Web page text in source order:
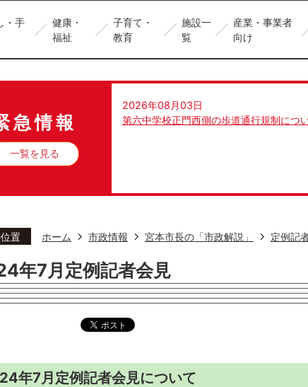
・手
健康・
福祉
子育て・
教育
施設一
覧
産業・事業者
向け
急情報
一覧を見る
2026年08月03日
第六中学校正門西側の歩道通行規制につ
置 ホーム 市政情報 宮本市長の「市政解説」 定例記
年7月定例記者会見
年7月定例記者会見について